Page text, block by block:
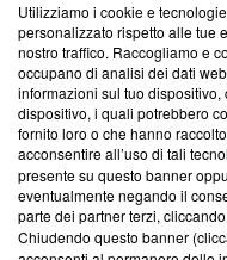
Questa sezione offre
News, sui nostri
creare news di qualità.
‘Trust Project - News with
ancora membro del
parte; Trust Project non
conformità agli standard.
Su di noi
Utilizziamo i cookie e
personalizzato rispetto alle tue
nostro traffico. Raccogliamo e
occupano di analisi dei dati
informazioni sul tuo dispositivo,
dispositivo, i quali potrebbero
fornito loro o che hanno
acconsentire all’uso di tali
presente su questo banner
eventualmente negando il
parte dei partner terzi,
Chiudendo questo banner